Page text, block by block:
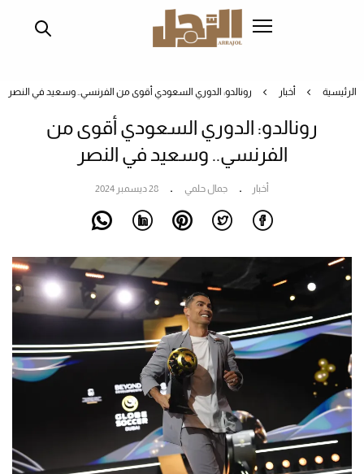
الرئيسية أخبار رونالدو: الدوري السعودي أقوى من الفرنسي.. وسعيد في النصر
رونالدو: الدوري السعودي أقوى من
الفرنسي.. وسعيد في النصر
أخبار جمال حلمي 28 ديسمبر 2024